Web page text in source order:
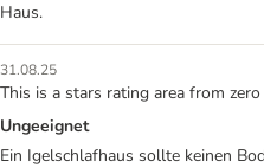
Haus.
31.08.25
This is a stars rating area from
Ungeeignet
Ein Igelschlafhaus sollte keinen